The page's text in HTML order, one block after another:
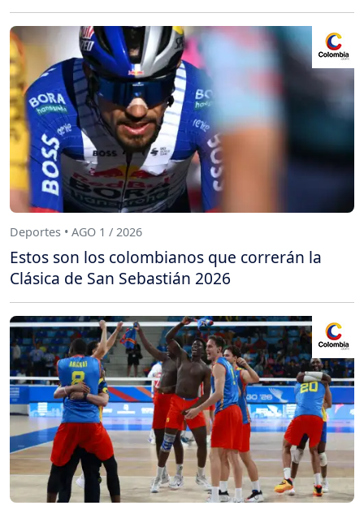
Deportes • AGO 1 / 2026
Estos son los colombianos que correrán la
Clásica de San Sebastián 2026